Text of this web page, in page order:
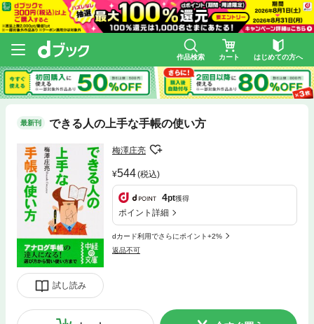
作品検索 カート はじめての方へ
最新刊 できる人の上手な手帳の使い方
試し読み
梅澤庄亮
544(税込)
4pt獲得
ポイント詳細
dカード利用でさらにポイント+2%
返品不可